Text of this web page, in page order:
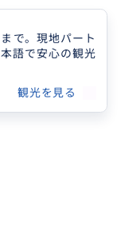
で。現地パート
語で安心の観光
観光を見る